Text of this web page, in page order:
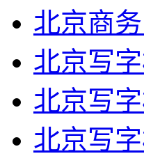
北京商
北京写
北京写
北京写